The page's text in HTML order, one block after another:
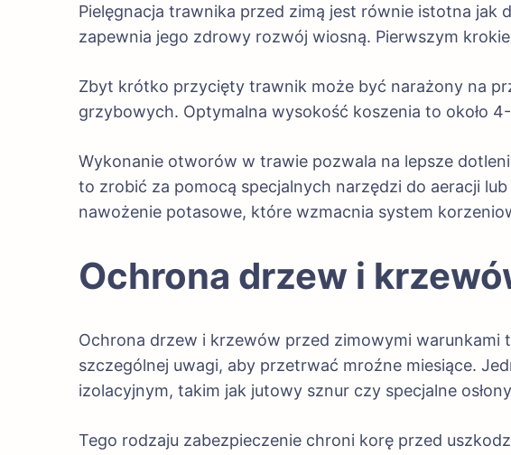
Pielęgnacja trawnika przed zimą jest równie istotna jak
zapewnia jego zdrowy rozwój wiosną. Pierwszym
Zbyt krótko przycięty trawnik może być narażony na
grzybowych. Optymalna wysokość koszenia to około
Wykonanie otworów w trawie pozwala na lepsze
to zrobić za pomocą specjalnych narzędzi do aeracji
nawożenie potasowe, które wzmacnia system
Ochrona drzew i
Ochrona drzew i krzewów przed zimowymi warunkami
szczególnej uwagi, aby przetrwać mroźne miesiące.
izolacyjnym, takim jak jutowy sznur czy specjalne
Tego rodzaju zabezpieczenie chroni korę przed